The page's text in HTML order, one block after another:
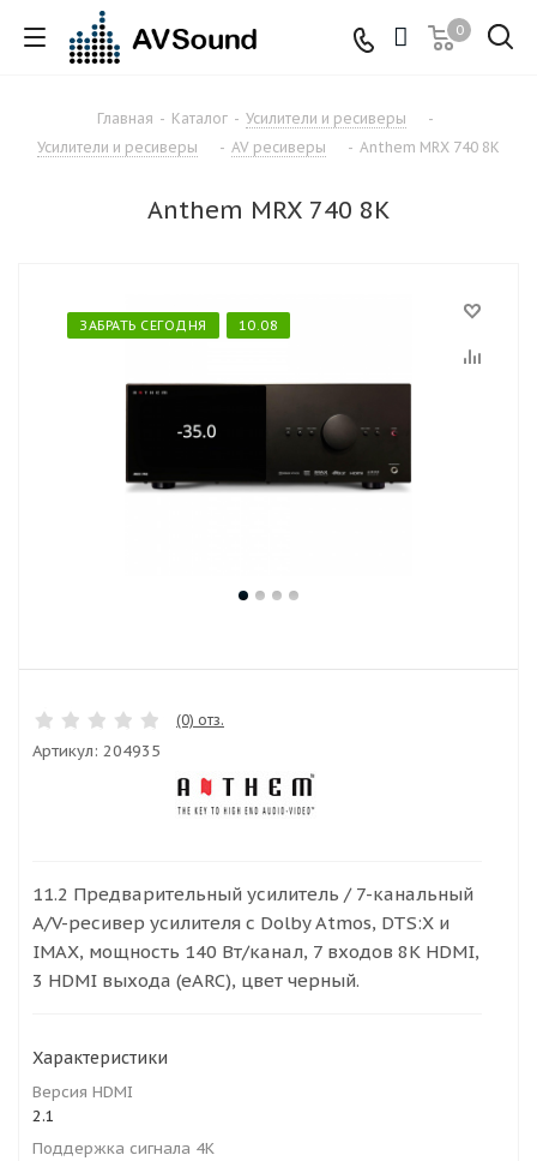
0
Главная - Каталог - Усилители и ресиверы
-
Усилители и ресиверы
- AV ресиверы - Anthem MRX 740 8K
Anthem MRX 740 8K
ЗАБРАТЬ СЕГОДНЯ 10.08
(0) отз.
Артикул: 204935
11.2 Предварительный усилитель / 7-канальный
A/V-ресивер усилителя с Dolby Atmos, DTS:X и
IMAX, мощность 140 Вт/канал, 7 входов 8K HDMI,
3 HDMI выхода (eARC), цвет черный.
Характеристики
Версия HDMI
2.1
Поддержка сигнала 4K